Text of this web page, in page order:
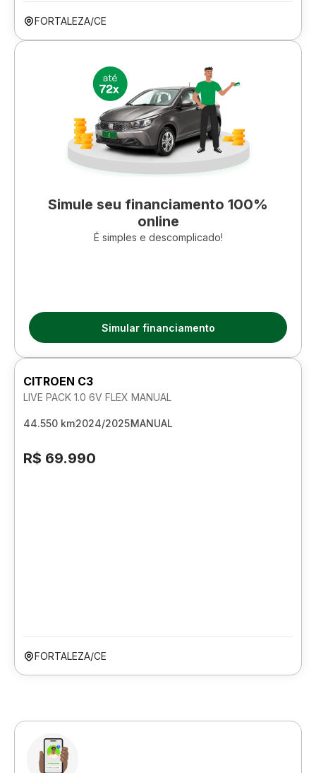
FORTALEZA/CE
Simule seu financiamento 100%
online
É simples e descomplicado!
Simular financiamento
CITROEN C3
LIVE PACK 1.0 6V FLEX MANUAL
44.550 km2024/2025MANUAL
R$ 69.990
FORTALEZA/CE